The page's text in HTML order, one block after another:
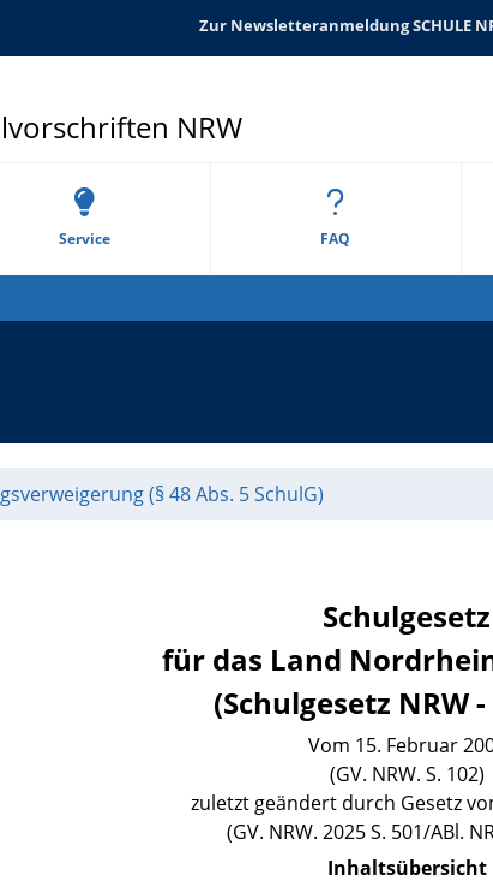
Zur Newsletteranmeldung SCHULE
NRW
Service FAQ
(§ 48 Abs. 5 SchulG)
Schulgesetz
für das Land
(Schulgesetz NRW
Vom 15. Februar
(GV. NRW. S. 102)
zuletzt geändert durch Gesetz
(GV. NRW. 2025 S. 501/ABl.
Inhaltsübersicht